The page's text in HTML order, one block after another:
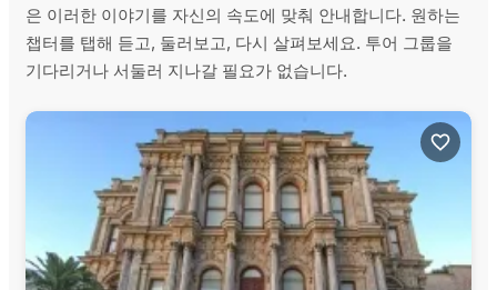
은 이러한 이야기를 자신의 속도에 맞춰 안내합니다. 원하는
챕터를 탭해 듣고, 둘러보고, 다시 살펴보세요. 투어 그룹을
기다리거나 서둘러 지나갈 필요가 없습니다.